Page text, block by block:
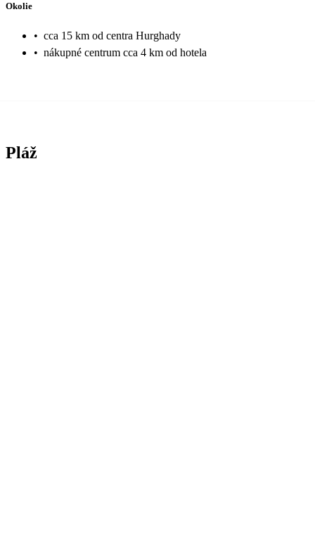
Okolie
• cca 15 km od centra Hurghady
• nákupné centrum cca 4 km od hotela
Pláž